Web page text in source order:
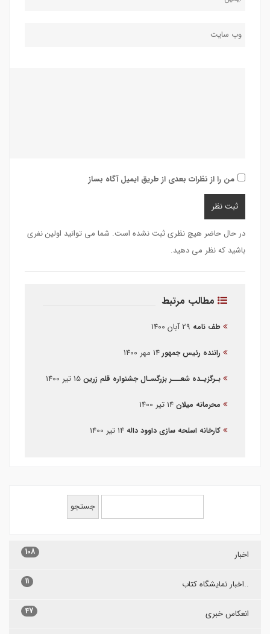
من را از نظرات بعدی از طریق ایمیل آگاه بساز
در حال حاضر هیچ نظری ثبت نشده است. شما می توانید اولین نفری
باشید که نظر می دهید.
مطالب مرتبط
طف نامه
راننده رئیس جمهور
بـرگزیـده شعـــر بزرگسـال جشنواره قلم زرین
محرمانه میلان
کارخانه اسلحه سازی داوود داله
اخبار 108
..اخبار نمایشگاه کتاب 11
انعکاس خبری 47